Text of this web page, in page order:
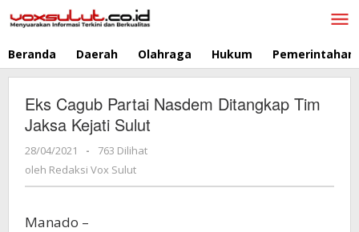
ke
Beranda Daerah Olahraga Hukum Pemerintahan
Eks Cagub Partai Nasdem Ditangkap Tim
Jaksa Kejati Sulut
28/04/2021
oleh
Redaksi
-
763 Dilihat
oleh Redaksi Vox Sulut
Manado –